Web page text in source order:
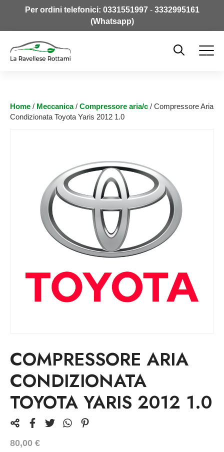
Per ordini telefonici: 0331551997- 3332995161
(Whatsapp)
Home / Meccanica/ Compressore aria/c / Compressore Aria
Condizionata Toyota Yaris 2012 1.0
COMPRESSORE ARIA
CONDIZIONATA
TOYOTA YARIS 2012 1.0
80,00 €